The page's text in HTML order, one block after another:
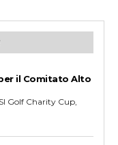
il Comitato Alto
Golf Charity Cup,